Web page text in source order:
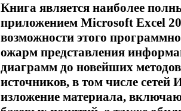
Книга является наиболее
приложением Microsoft Excel
возможности этого
ожарм представления
диаграмм до новейших
источников, в том числе сетей
изложение материала,